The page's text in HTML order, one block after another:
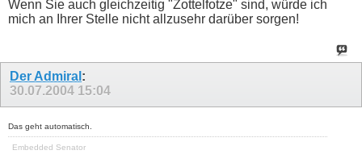
Wenn Sie auch gleichzeitig "Zottelfotze" sind, würde ich
mich an Ihrer Stelle nicht allzusehr darüber sorgen!
Der Admiral :
30.07.2004 15:04
Das geht automatisch.
Embedded Senator